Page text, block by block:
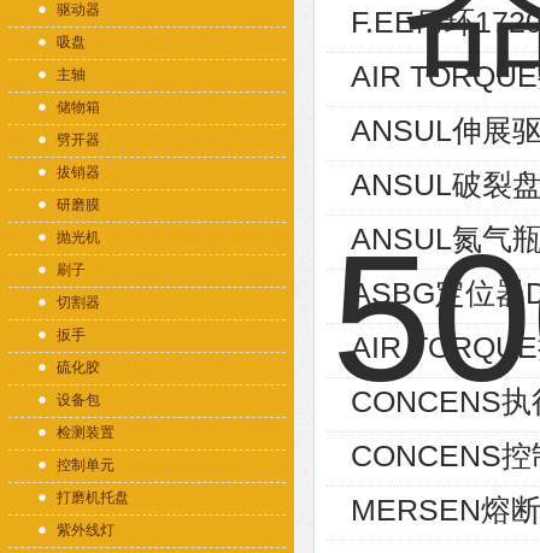
驱动器
吸盘
主轴
储物箱
劈开器
拔销器
研磨膜
抛光机
刷子
切割器
扳手
硫化胶
设备包
检测装置
控制单元
打磨机托盘
紫外线灯
F.EE吊环
AIR
ANSUL伸展
ANSUL破裂
ANSUL氮气
ASBG定位器
AIR
CONCENS
CONCENS
MERSEN熔